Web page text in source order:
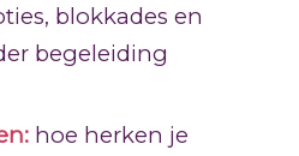
blokkades en
begeleiding
hoe herken je